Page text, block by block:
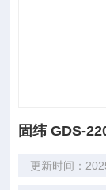
固纬 GDS-
更新时间：